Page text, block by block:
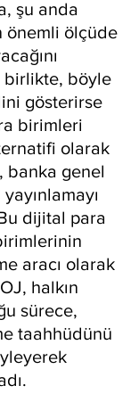
şu anda
önemli ölçüde
birlikte, böyle
gösterirse
birimleri
olarak
banka genel
dijital para
aracı olarak
halkın
sürece,
taahhüdünü